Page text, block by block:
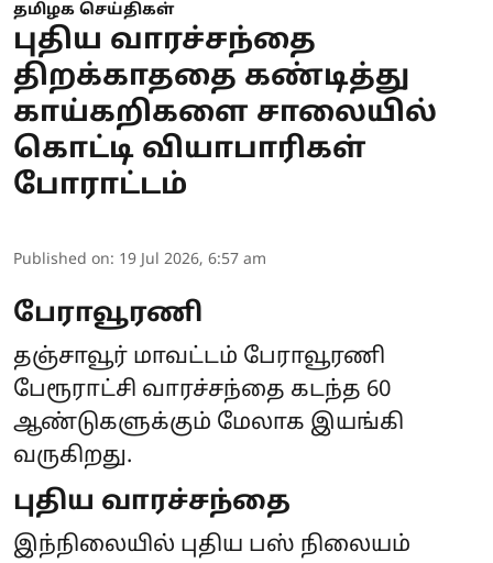
தமிழக செய்திகள்
புதிய வாரச்சந்தை
திறக்காததை கண்டித்து
காய்கறிகளை சாலையில்
கொட்டி வியாபாரிகள்
போராட்டம்
Published on: 19 Jul 2026, 6:57 am
பேராவூரணி
தஞ்சாவூர் மாவட்டம் பேராவூரணி
பேரூராட்சி வாரச்சந்தை கடந்த 60
ஆண்டுகளுக்கும் மேலாக இயங்கி
வருகிறது.
புதிய வாரச்சந்தை
இந்நிலையில் புதிய பஸ் நிலையம்